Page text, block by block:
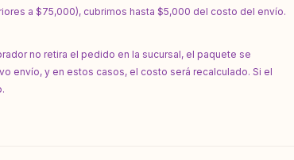
a $75,000), cubrimos hasta $5,000 del costo del envío.
no retira el pedido en la sucursal, el paquete se
envío, y en estos casos, el costo será recalculado. Si el